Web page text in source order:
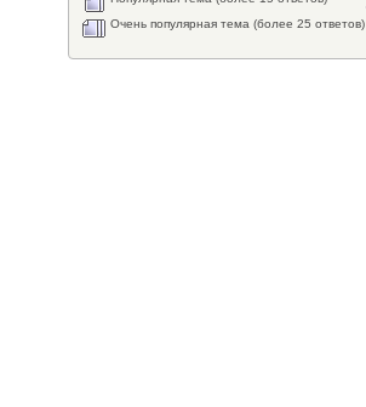
Очень популярная тема (более 25 ответов)